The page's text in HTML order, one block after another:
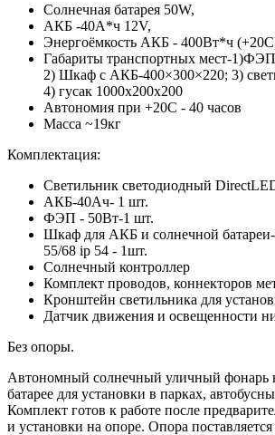
Солнечная батарея 50W,
АКБ -40А*ч 12V,
Энергоёмкость АКБ - 400Вт*ч
Габариты транспортных мест-
2) Шкаф с АКБ-400×300×220; 3)
4) гусак 1000х200х200
Автономия при +20С - 40 часов
Масса ~19кг
Комплектация:
Светильник светодиодный
АКБ-40Ач- 1 шт.
ФЭП - 50Вт-1 шт.
Шкаф для АКБ и солнечной
55/68 ip 54 - 1шт.
Солнечный контроллер
Комплект проводов, коннекторов
Кронштейн светильника для
Датчик движения и освещенности
Без опоры.
Автономный солнечный уличный фонарь
батарее для установки в парках,
Комплект готов к работе после
и установки на опоре. Опора поставляется